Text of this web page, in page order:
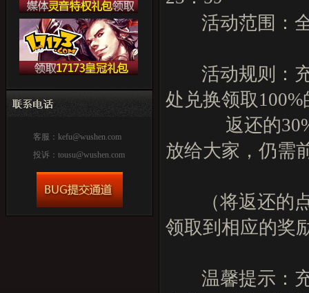
客服： kefu@wushen.com
投诉： tousu@wushen.com
活动范围：
活动规则：
处兑换领取
返还的30%
放给大家，仍需
（将返还的
领取到相应的奖
温馨提示：